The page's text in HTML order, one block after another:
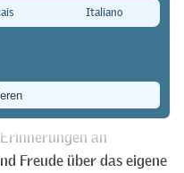
gelernt haben? Oder
oder fischen? Wenn
an
Freude über das eigene
Italiano